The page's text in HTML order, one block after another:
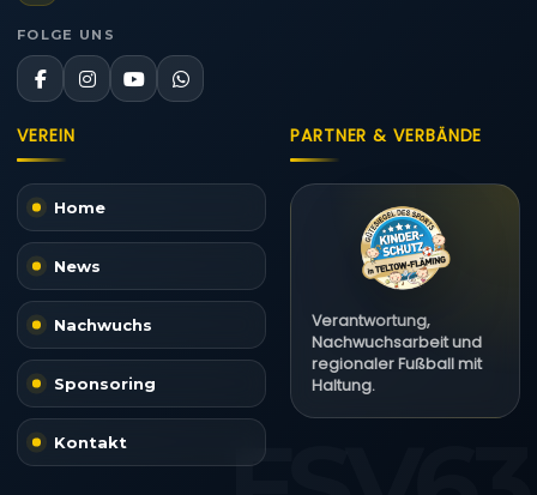
FOLGE UNS
VEREIN
Home
News
Nachwuchs
Sponsoring
Kontakt
PARTNER & VERBÄNDE
Verantwortung,
Nachwuchsarbeit und
regionaler Fußball mit
Haltung.